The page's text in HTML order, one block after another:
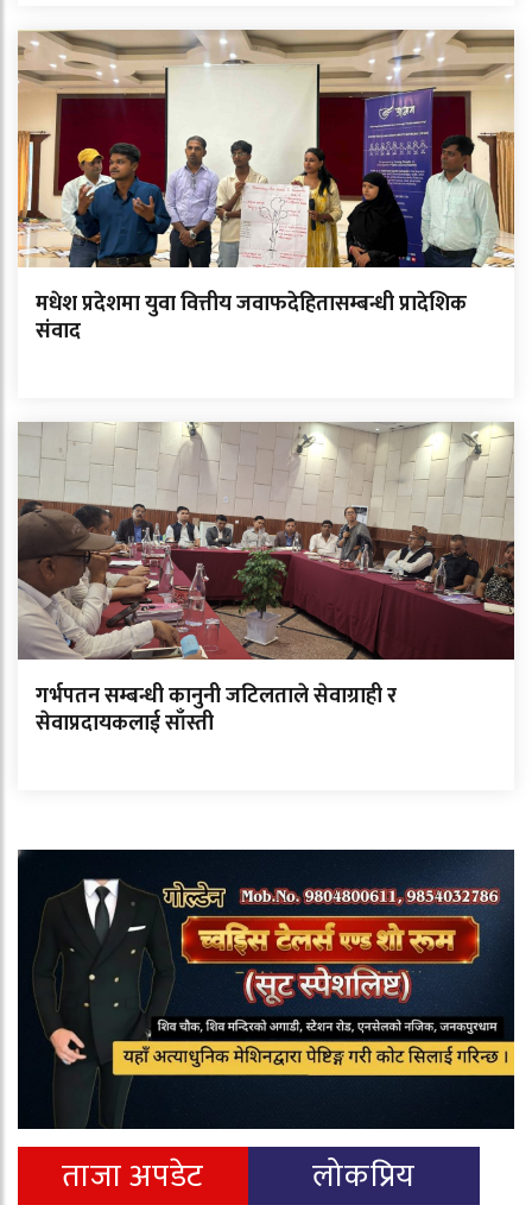
मधेश प्रदेशमा युवा वित्तीय जवाफदेहितासम्बन्धी प्रादेशिक
संवाद
गर्भपतन सम्बन्धी कानुनी जटिलताले सेवाग्राही र
सेवाप्रदायकलाई साँस्ती
ताजा अपडेट लोकप्रिय